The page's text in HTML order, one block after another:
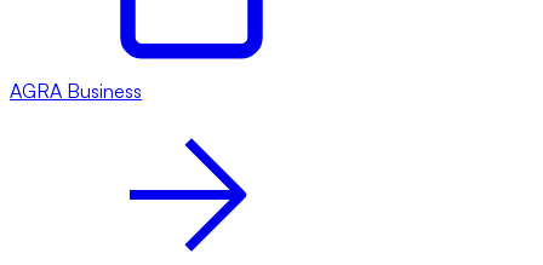
AGRA Business